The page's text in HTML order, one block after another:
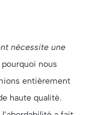
nécessite une
pourquoi nous
entièrement
haute qualité.